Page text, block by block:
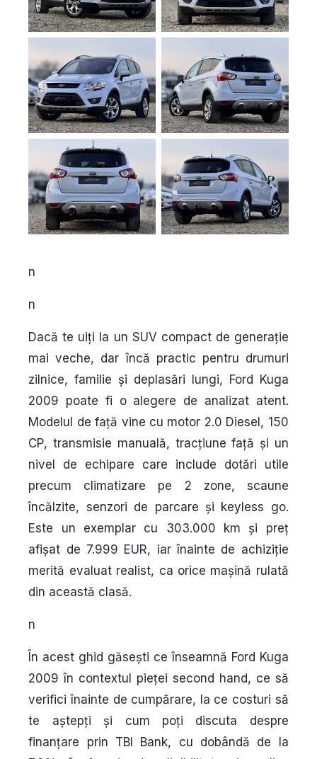
n
n
Dacă te uiți la un SUV compact de generație
mai veche, dar încă practic pentru drumuri
zilnice, familie și deplasări lungi, Ford Kuga
2009 poate fi o alegere de analizat atent.
Modelul de față vine cu motor 2.0 Diesel, 150
CP, transmisie manuală, tracțiune față și un
nivel de echipare care include dotări utile
precum climatizare pe 2 zone, scaune
încălzite, senzori de parcare și keyless go.
Este un exemplar cu 303.000 km și preț
afișat de 7.999 EUR, iar înainte de achiziție
merită evaluat realist, ca orice mașină rulată
din această clasă.
n
În acest ghid găsești ce înseamnă Ford Kuga
2009 în contextul pieței second hand, ce să
verifici înainte de cumpărare, la ce costuri să
te aștepți și cum poți discuta despre
finanțare prin TBI Bank, cu dobândă de la